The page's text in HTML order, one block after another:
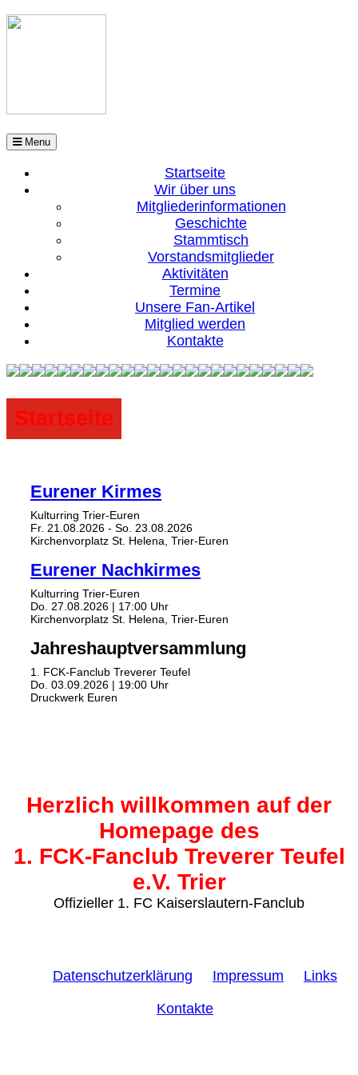
Menu
Startseite
Wir über uns
Mitgliederinformationen
Geschichte
Stammtisch
Vorstandsmitglieder
Aktivitäten
Termine
Unsere Fan-Artikel
Mitglied werden
Kontakte
Startseite
Eurener Kirmes
Kulturring Trier-Euren
Fr. 21.08.2026 - So. 23.08.2026
Kirchenvorplatz St. Helena, Trier-Euren
Eurener Nachkirmes
Kulturring Trier-Euren
Do. 27.08.2026 | 17:00 Uhr
Kirchenvorplatz St. Helena, Trier-Euren
Jahreshauptversammlung
1. FCK-Fanclub Treverer Teufel
Do. 03.09.2026 | 19:00 Uhr
Druckwerk Euren
Herzlich willkommen auf der
Homepage des
1. FCK-Fanclub Treverer Teufel
e.V. Trier
Offizieller 1. FC Kaiserslautern-Fanclub
Datenschutzerklärung Impressum Links
Kontakte